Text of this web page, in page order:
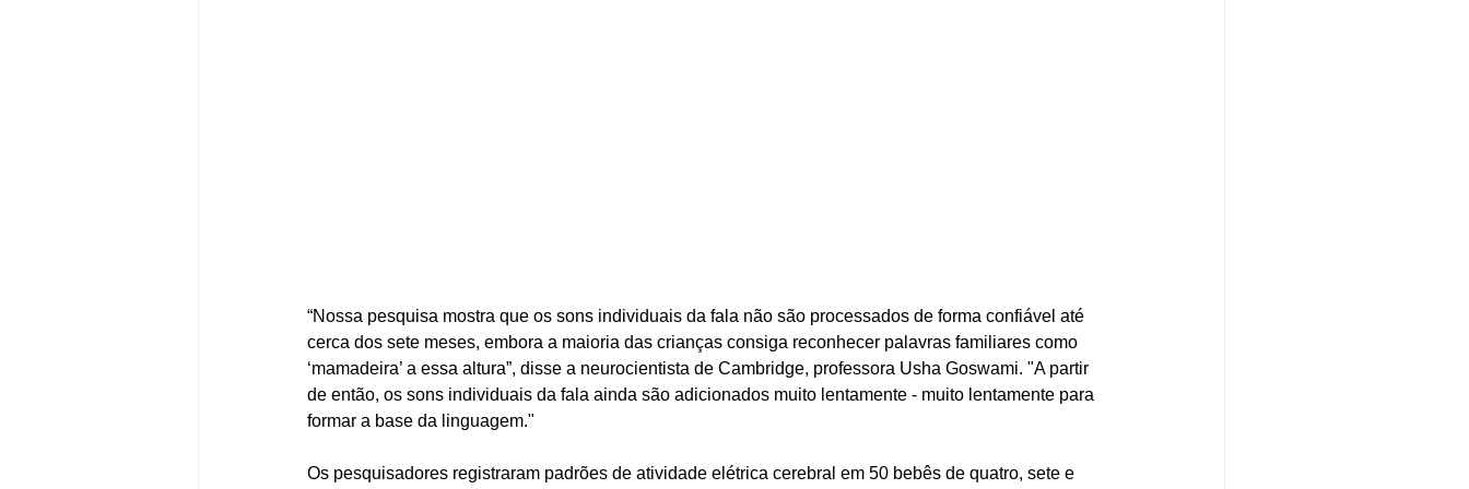
“Nossa pesquisa mostra que os sons individuais da fala não são processados de forma confiável até
cerca dos sete meses, embora a maioria das crianças consiga reconhecer palavras familiares como
‘mamadeira’ a essa altura”, disse a neurocientista de Cambridge, professora Usha Goswami. "A partir
de então, os sons individuais da fala ainda são adicionados muito lentamente - muito lentamente para
formar a base da linguagem."
Os pesquisadores registraram padrões de atividade elétrica cerebral em 50 bebês de quatro, sete e